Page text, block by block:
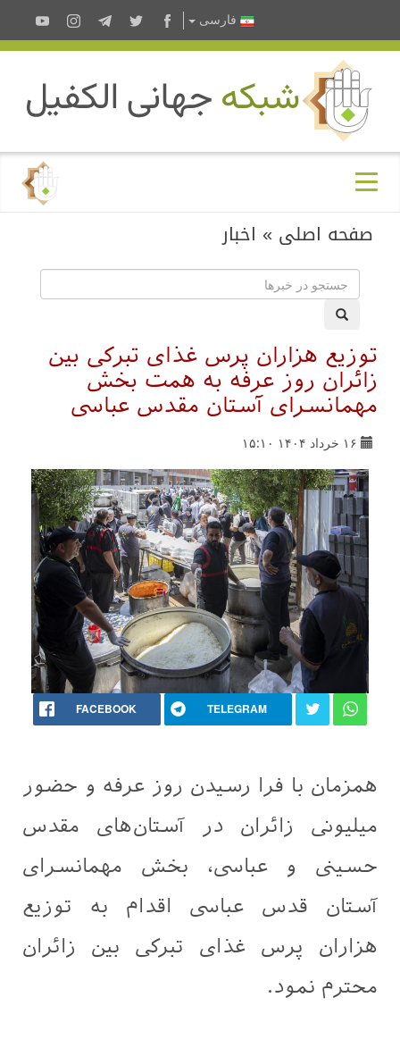
فارسى
صفحه اصلی » اخبار
توزیع هزاران پرس غذای تبرکی بین
زائران روز عرفه به همت بخش
مهمانسرای آستان مقدس عباسی
۱۶ خرداد ۱۴۰۴ ۱۵:۱۰
FACEBOOK TELEGRAM
همزمان با فرا رسیدن روز عرفه و حضور
میلیونی زائران در آستان‌های مقدس
حسینی و عباسی، بخش مهمانسرای
آستان قدس عباسی اقدام به توزیع
هزاران پرس غذای تبرکی بین زائران
محترم نمود.